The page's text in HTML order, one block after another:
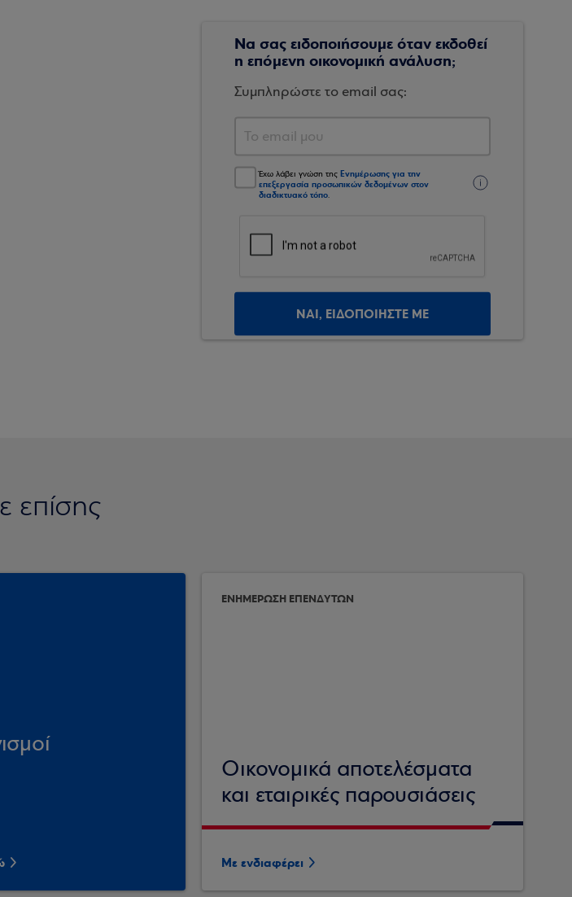
Να σας ειδοποιήσουμε όταν εκδοθεί
η επόμενη οικονομική ανάλυση;
Συμπληρώστε το email σας:
Έχω λάβει γνώση της Ενημέρωσης για την
επεξεργασία προσωπικών δεδομένων στον
διαδικτυακό τόπο.
ΝΑΙ, ΕΙΔΟΠΟΙΗΣΤΕ ΜΕ
επίσης
ΕΝΗΜΕΡΩΣΗ ΕΠΕΝΔΥΤΩΝ
Οικονομικά αποτελέσματα
και εταιρικές παρουσιάσεις
Με ενδιαφέρει